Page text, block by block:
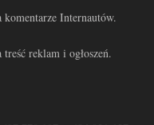
Internautów.
reklam i ogłoszeń.